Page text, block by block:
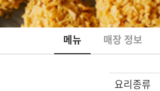
메뉴 매장 정보
요리종류